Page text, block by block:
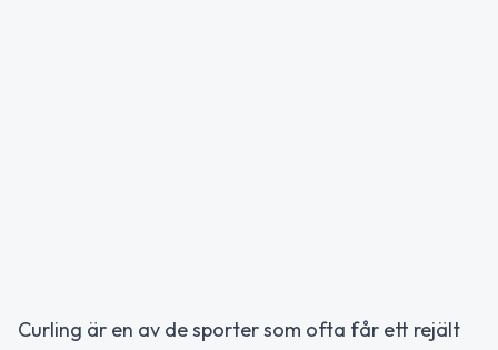
Curling är en av de sporter som ofta får ett rejält